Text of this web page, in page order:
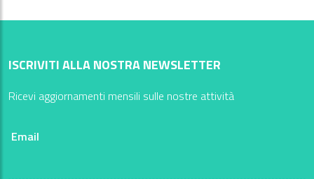
ISCRIVITI ALLA NOSTRA NEWSLETTER
Ricevi aggiornamenti mensili sulle nostre attività
Email